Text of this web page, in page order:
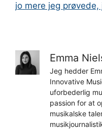
jo mere jeg
Emma
Jeg hedder
Innovative
uforbederlig
passion for at
musikalske